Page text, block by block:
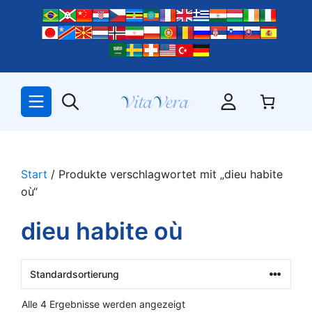
springen
Start / Produkte verschlagwortet mit „dieu habite
où“
dieu habite où
Alle 4 Ergebnisse werden angezeigt